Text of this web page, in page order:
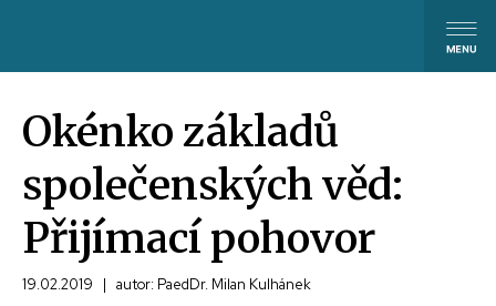
Okénko základů
společenských věd:
Přijímací pohovor
19.02.2019 | autor: PaedDr. Milan Kulhánek